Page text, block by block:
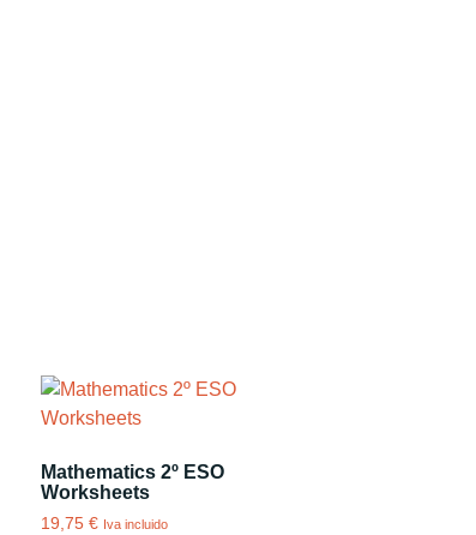
Mathematics 2º ESO
Worksheets
19,75 € Iva incluido